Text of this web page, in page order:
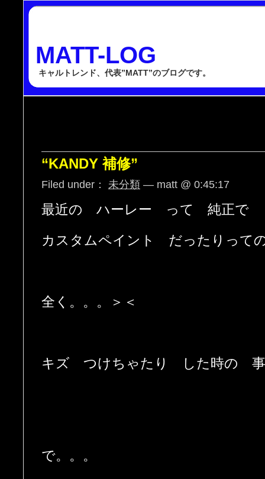
MATT-LOG
キャルトレンド、代表”MATT”のブログです。
“KANDY 補修”
Filed under： 未分類 — matt @ 0:45:17
最近の ハーレー って 純正で
カスタムペイント だったりっ
全く。。。＞＜
キズ つけちゃたり した時の
で。。。